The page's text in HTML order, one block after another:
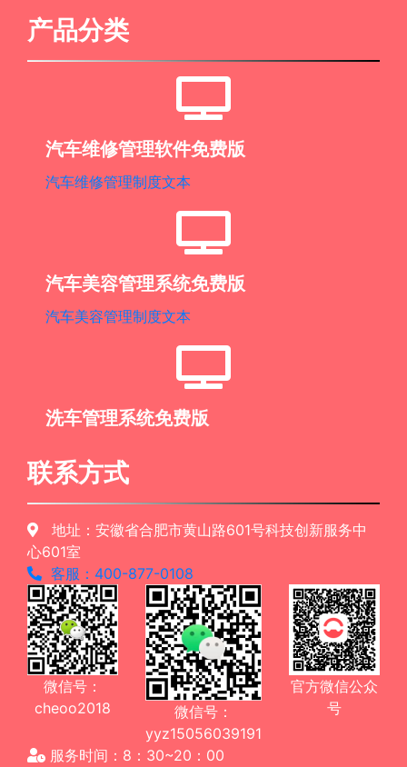
产品分类
汽车维修管理软件免费版
汽车维修管理制度文本
汽车美容管理系统免费版
汽车美容管理制度文本
洗车管理系统免费版
联系方式
地址：安徽省合肥市黄山路601号科技创新服务中
心601室
客服：400-877-0108
微信号：
cheoo2018
微信号：
yyz15056039191
官方微信公众
号
服务时间：8：30~20：00